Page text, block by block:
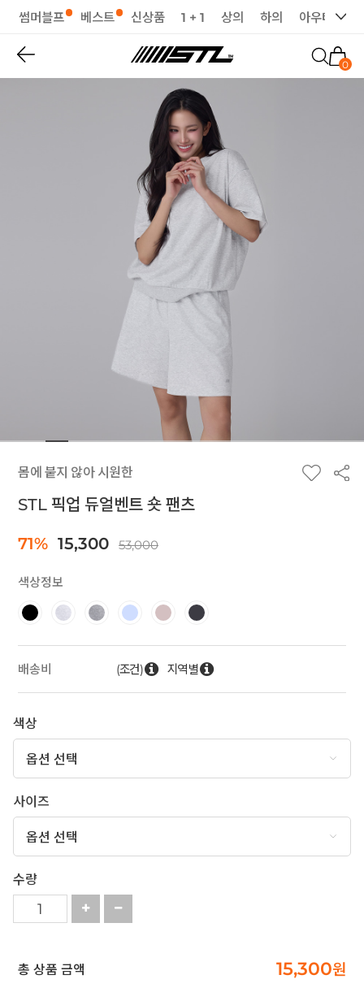
썸머블프 베스트 신상품 1 + 1 상의 하의 아우터
0
몸에 붙지 않아 시원한
STL 픽업 듀얼벤트 숏 팬츠
71% 15,300 53,000
색상정보
배송비 (조건) 지역별
색상
사이즈
수량
총 상품 금액 15,300원